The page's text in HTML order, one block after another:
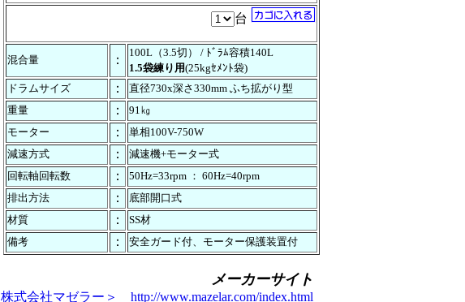
台
混合量 ：
100L（3.5切） / ﾄﾞﾗﾑ容積140L
1.5袋練り用(25kgｾﾒﾝﾄ袋)
ドラムサイズ
：
直径730x深さ330mm ふち拡がり型
重量
：
91㎏
モーター
：
単相100V-750W
減速方式
：
減速機+モーター式
回転軸回転数
：
50Hz=33rpm ： 60Hz=40rpm
排出方法
：
底部開口式
材質
：
SS材
備考
： 安全ガード付、モーター保護装置付
メーカーサイト
株式会社マゼラー＞ http://www.mazelar.com/index.html